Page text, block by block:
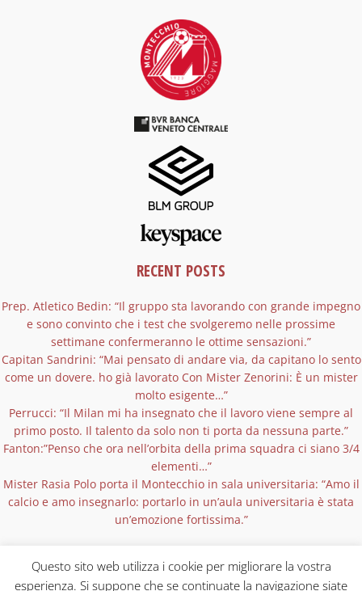
RECENT POSTS
Prep. Atletico Bedin: “Il gruppo sta lavorando con grande impegno
e sono convinto che i test che svolgeremo nelle prossime
settimane confermeranno le ottime sensazioni.”
Capitan Sandrini: “Mai pensato di andare via, da capitano lo sento
come un dovere. ho già lavorato Con Mister Zenorini: È un mister
molto esigente…”
Perrucci: “Il Milan mi ha insegnato che il lavoro viene sempre al
primo posto. Il talento da solo non ti porta da nessuna parte.”
Fanton:”Penso che ora nell’orbita della prima squadra ci siano 3/4
elementi…”
Mister Rasia Polo porta il Montecchio in sala universitaria: “Amo il
calcio e amo insegnarlo: portarlo in un’aula universitaria è stata
un’emozione fortissima.”
Questo sito web utilizza i cookie per migliorare la vostra
esperienza. Si suppone che se continuate la navigazione siate